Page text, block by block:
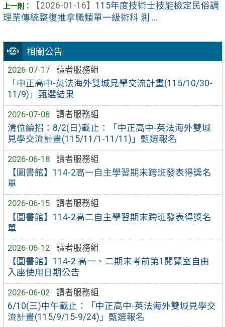
相關公告
2026-07-17
讀者服務組
「中正高中-英法海外雙城見學交流計畫(115/10/30-
11/9)」甄選結果
2026-07-08
讀者服務組
清位續招：8/2(日)截止：「中正高中-英法海外雙城
見學交流計畫(115/11/1-11/11)」甄選報名
2026-06-18
讀者服務組
【圖書館】114-2高一自主學習期末跨班發表得獎名
單
2026-06-15
讀者服務組
【圖書館】114-2高二自主學習期末跨班發表得獎名
單
2026-06-12
讀者服務組
【圖書館】114-2 高一、二期末考前第1閱覽室自由
入座使用日期公告
2026-06-02
讀者服務組
6/10(三)中午截止：「中正高中-英法海外雙城見學交
流計畫(115/9/15-9/24)」甄選報名
【2026-01-16】 115年度技術士技能檢定民俗調
理業傳統整復推拿職類單一級術科 測 ...